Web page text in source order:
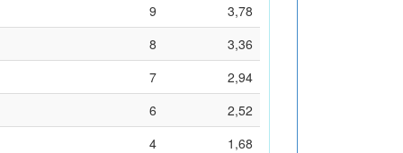
9
3,78
8
3,36
7
2,94
6
2,52
4
1,68